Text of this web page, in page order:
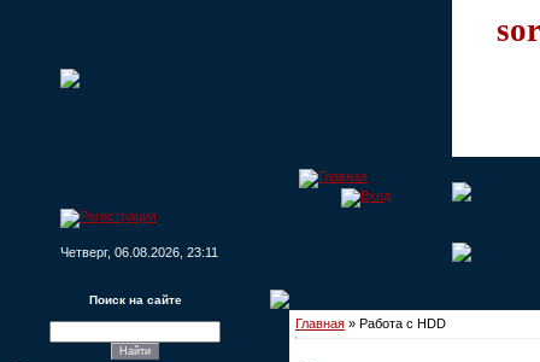
Четверг, 06.08.2026, 23:11
Поиск на сайте
Главная » Работа с HDD